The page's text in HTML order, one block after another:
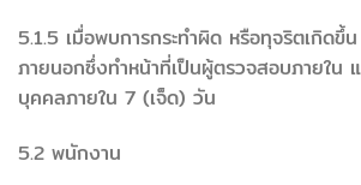
5.1.5 เมื่อพบการกระทำผิด หรือทุจริตเกิดขึ้
ภายนอกซึ่งทำหน้าที่เป็นผู้ตรวจสอบภายใน
บุคคลภายใน 7 (เจ็ด) วัน
5.2 พนักงาน